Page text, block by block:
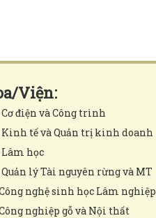
Viện:
điện và Công trình
Kinh tế và Quản trị kinh doanh
học
lý Tài nguyên rừng và MT
nghệ sinh học Lâm nghiệp
nghiệp gỗ và Nội thất